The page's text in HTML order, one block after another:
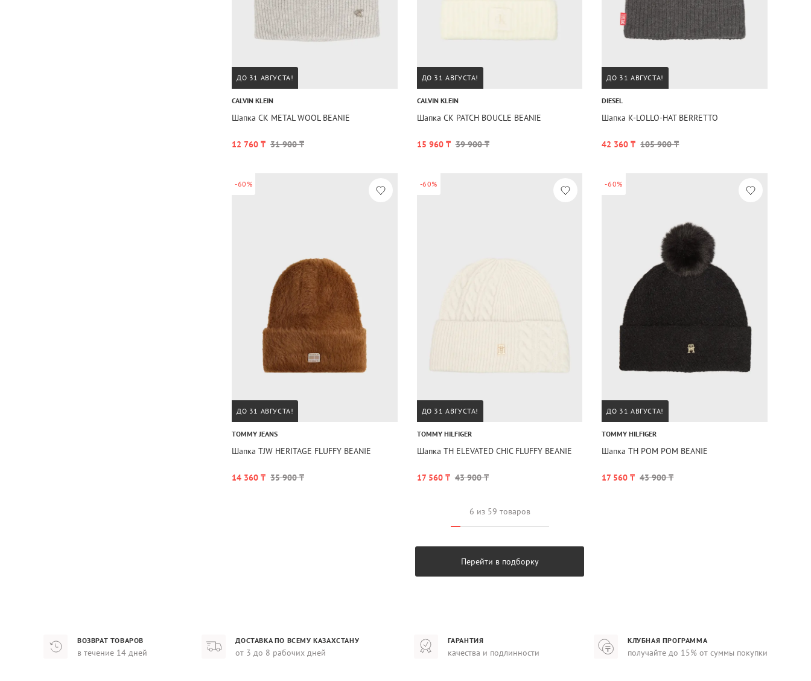
ДО 31 АВГУСТА!
CALVIN KLEIN
Шапка CK METAL WOOL BEANIE
12 760 ₸ 31 900 ₸
ДО 31 АВГУСТА!
CALVIN KLEIN
Шапка CK PATCH BOUCLE BEANIE
15 960 ₸ 39 900 ₸
ДО 31 АВГУСТА!
DIESEL
Шапка K-LOLLO-HAT BERRETTO
42 360 ₸ 105 900 ₸
-60%
ДО 31 АВГУСТА!
TOMMY JEANS
Шапка TJW HERITAGE FLUFFY BEANIE
14 360 ₸ 35 900 ₸
-60%
ДО 31 АВГУСТА!
TOMMY HILFIGER
Шапка TH ELEVATED CHIC FLUFFY BEANIE
17 560 ₸ 43 900 ₸
-60%
ДО 31 АВГУСТА!
TOMMY HILFIGER
Шапка TH POM POM BEANIE
17 560 ₸ 43 900 ₸
6 из 59 товаров
Перейти в подборку
ВОЗВРАТ ТОВАРОВ
в течение 14 дней
ДОСТАВКА ПО ВСЕМУ КАЗАХСТАНУ
от 3 до 8 рабочих дней
ГАРАНТИЯ
качества и подлинности
КЛУБНАЯ ПРОГРАММА
получайте до 15% от суммы покупки